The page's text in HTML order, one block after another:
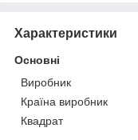
Характеристики
Основні
Виробник
Країна виробник
Квадрат